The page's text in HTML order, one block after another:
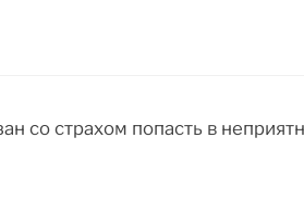
со страхом попасть в